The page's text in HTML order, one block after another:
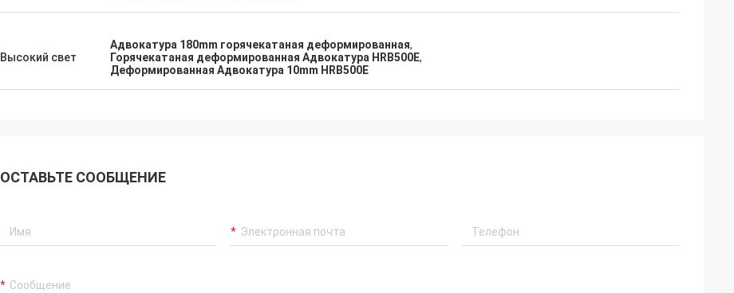
Высокий свет
Адвокатура 180mm горячекатаная деформированная,
Горячекатаная деформированная Адвокатура HRB500E,
Деформированная Адвокатура 10mm HRB500E
ОСТАВЬТЕ СООБЩЕНИЕ